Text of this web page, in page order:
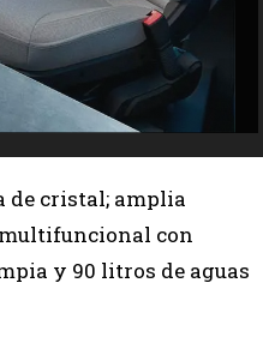
de cristal; amplia
multifuncional con
y 90 litros de aguas